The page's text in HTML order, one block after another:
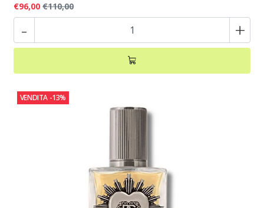
€96,00 €110,00
- +
VENDITA -13%